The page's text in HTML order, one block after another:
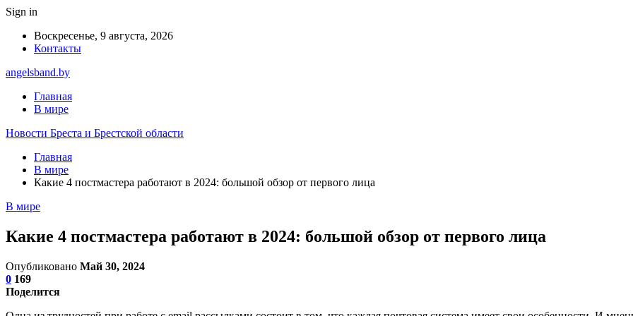
Sign in
Воскресенье, 9 августа, 2026
Контакты
angelsband.by
Главная
В мире
Новости Бреста и Брестской области
Главная
В мире
Какие 4 постмастера работают в 2024: большой обзор от первого лица
В мире
Какие 4 постмастера работают в 2024: большой обзор от первого лица
Опубликовано Май 30, 2024
0 169
Поделится